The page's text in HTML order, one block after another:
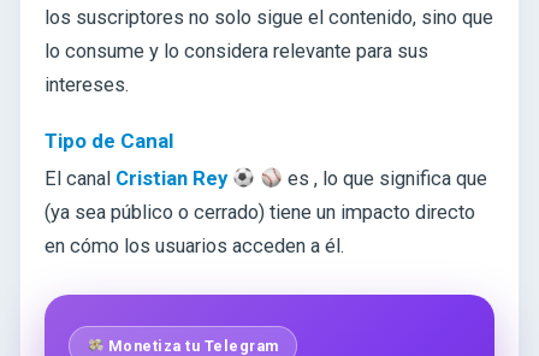
los suscriptores no solo sigue el contenido, sino que
lo consume y lo considera relevante para sus
intereses.
Tipo de Canal
El canal Cristian Rey es , lo que significa que
(ya sea público o cerrado) tiene un impacto directo
en cómo los usuarios acceden a él.
Monetiza tu Telegram